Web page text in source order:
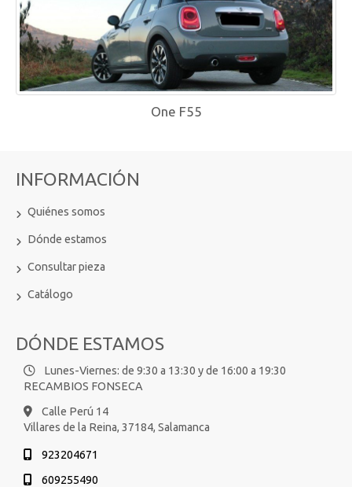
One F55
INFORMACIÓN
Quiénes somos
Dónde estamos
Consultar pieza
Catálogo
DÓNDE ESTAMOS
Lunes-Viernes: de 9:30 a 13:30 y de 16:00 a 19:30
RECAMBIOS FONSECA
Calle Perú 14
Villares de la Reina, 37184, Salamanca
923204671
609255490